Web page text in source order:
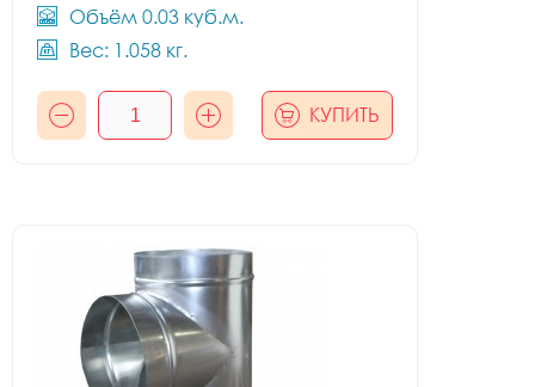
Объём 0.03 куб.м.
Вес: 1.058 кг.
КУПИТЬ